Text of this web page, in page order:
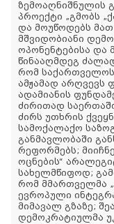
ზემოაღნიშნულის
პროექტი „გმობს
და მოუწოდებს
მშვიდობიანი
ოპონენტებისა და
წინააღმდეგ
რომ
ამჟამად არღვევს
ადამიანის
ძირითად
ძირს უთხრის
სამოქალაქო
განმავლობაში
რეფორმებს;
ოცნების“
სახელმწიფოდ;
რომ მმართველმა
ევროპული
მიმავალ გზაზე;
დემოკრატიულმა